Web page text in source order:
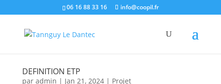
06 16 88 33 16 info@coopil.fr
DEFINITION ETP
par admin | Jan 21, 2024| Projet